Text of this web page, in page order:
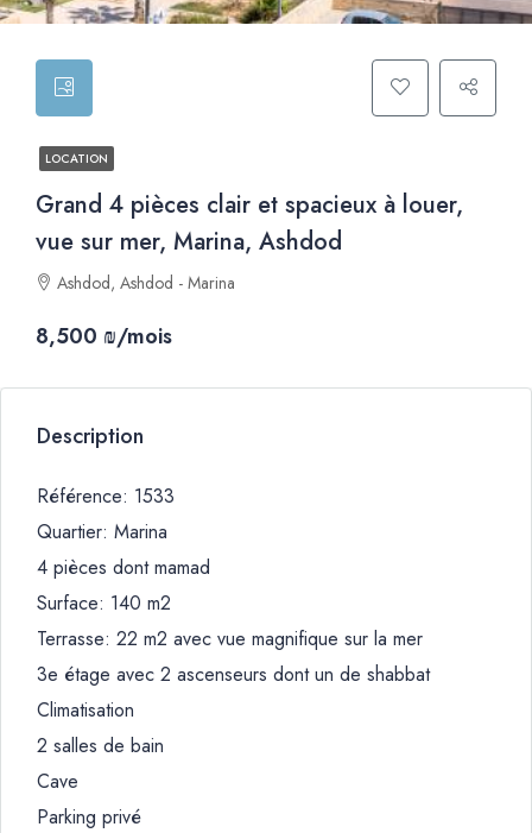
LOCATION
Grand 4 pièces clair et spacieux à louer,
vue sur mer, Marina, Ashdod
Ashdod, Ashdod - Marina
8,500 ₪/mois
Description
Référence: 1533
Quartier: Marina
4 pièces dont mamad
Surface: 140 m2
Terrasse: 22 m2 avec vue magnifique sur la mer
3e étage avec 2 ascenseurs dont un de shabbat
Climatisation
2 salles de bain
Cave
Parking privé